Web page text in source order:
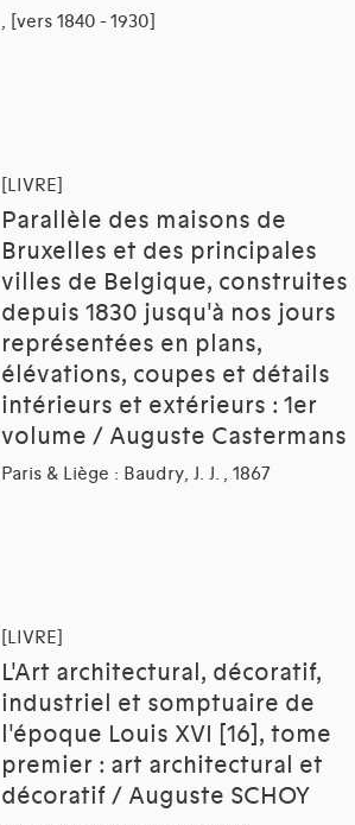
, [vers 1840 - 1930]
[LIVRE]
Parallèle des maisons de
Bruxelles et des principales
villes de Belgique, construites
depuis 1830 jusqu'à nos jours
représentées en plans,
élévations, coupes et détails
intérieurs et extérieurs : 1er
volume / Auguste Castermans
Paris & Liège : Baudry, J. J. , 1867
[LIVRE]
L'Art architectural, décoratif,
industriel et somptuaire de
l'époque Louis XVI [16], tome
premier : art architectural et
décoratif / Auguste SCHOY